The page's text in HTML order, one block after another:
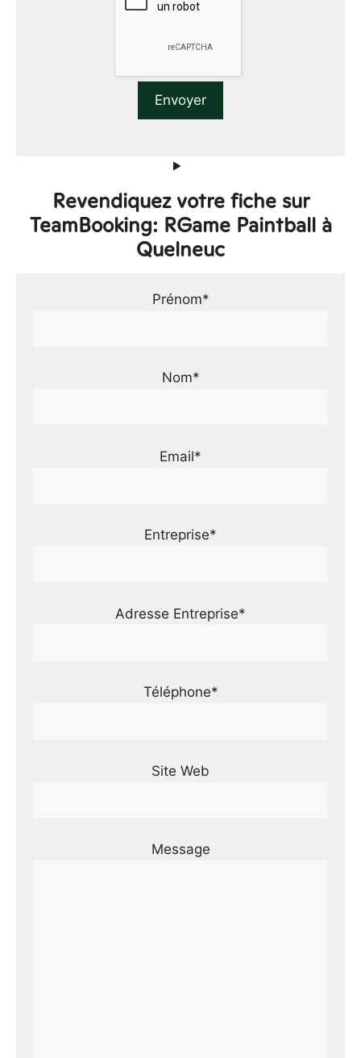
Revendiquez votre fiche sur
TeamBooking: RGame Paintball à
Quelneuc
Prénom*
Nom*
Email*
Entreprise*
Adresse Entreprise*
Téléphone*
Site Web
Message